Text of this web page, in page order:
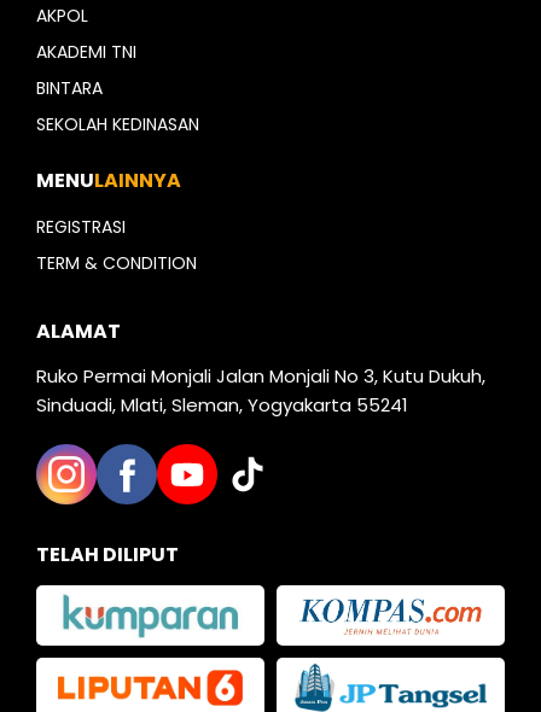
AKPOL
AKADEMI TNI
BINTARA
SEKOLAH KEDINASAN
MENULAINNYA
REGISTRASI
TERM & CONDITION
ALAMAT
Ruko Permai Monjali Jalan Monjali No 3, Kutu Dukuh,
Sinduadi, Mlati, Sleman, Yogyakarta 55241
TELAH DILIPUT